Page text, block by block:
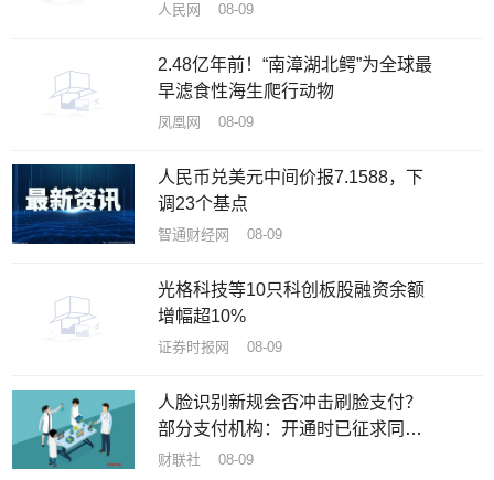
人民网 08-09
2.48亿年前！“南漳湖北鳄”为全球最
早滤食性海生爬行动物
凤凰网 08-09
人民币兑美元中间价报7.1588，下
调23个基点
智通财经网 08-09
光格科技等10只科创板股融资余额
增幅超10%
证券时报网 08-09
人脸识别新规会否冲击刷脸支付？
部分支付机构：开通时已征求同
意，自身不存储用户脸部数据
财联社 08-09